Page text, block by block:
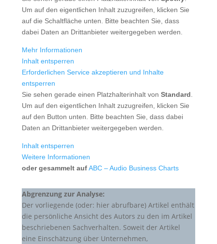
Um auf den eigentlichen Inhalt zuzugreifen, klicken Sie
auf die Schaltfläche unten. Bitte beachten Sie, dass
dabei Daten an Drittanbieter weitergegeben werden.
Mehr Informationen
Inhalt entsperren
Erforderlichen Service akzeptieren und Inhalte
entsperren
Sie sehen gerade einen Platzhalterinhalt von Standard
Um auf den eigentlichen Inhalt zuzugreifen, klicken Sie
auf den Button unten. Bitte beachten Sie, dass dabei
Daten an Drittanbieter weitergegeben werden.
Inhalt entsperren
Weitere Informationen
oder gesammelt auf ABC – Audio Business Charts
Abgrenzung zur Analyse:
Der vorliegende (oder: hier abrufbare) Artikel enthält
die persönliche Ansicht des Autors zu den im Artikel
beschriebenen Sachverhalten. Soweit der Artikel
eine Einschätzung über Unternehmen,